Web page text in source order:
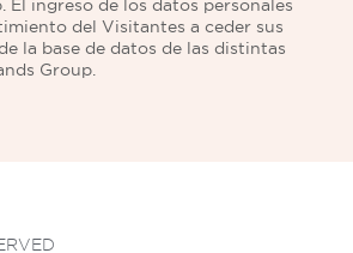
El ingreso de los datos personales
del Visitantes a ceder sus
la base de datos de las distintas
Group.